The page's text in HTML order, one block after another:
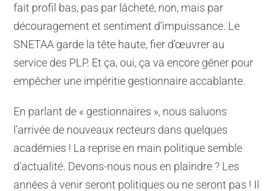
fait profil bas, pas par lâcheté, non, mais par
découragement et sentiment d’impuissance. Le
SNETAA garde la tête haute, fier d’œuvrer au
service des PLP. Et ça, oui, ça va encore gêner pour
empêcher une impéritie gestionnaire accablante.
En parlant de « gestionnaires », nous saluons
l’arrivée de nouveaux recteurs dans quelques
académies ! La reprise en main politique semble
d’actualité. Devons-nous nous en plaindre ? Les
années à venir seront politiques ou ne seront pas ! Il